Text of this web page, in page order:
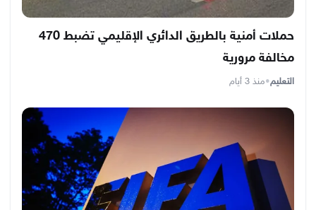
حملات أمنية بالطريق الدائري الإقليمي تضبط 470
مخالفة مرورية
التعليم•منذ 3 أيام